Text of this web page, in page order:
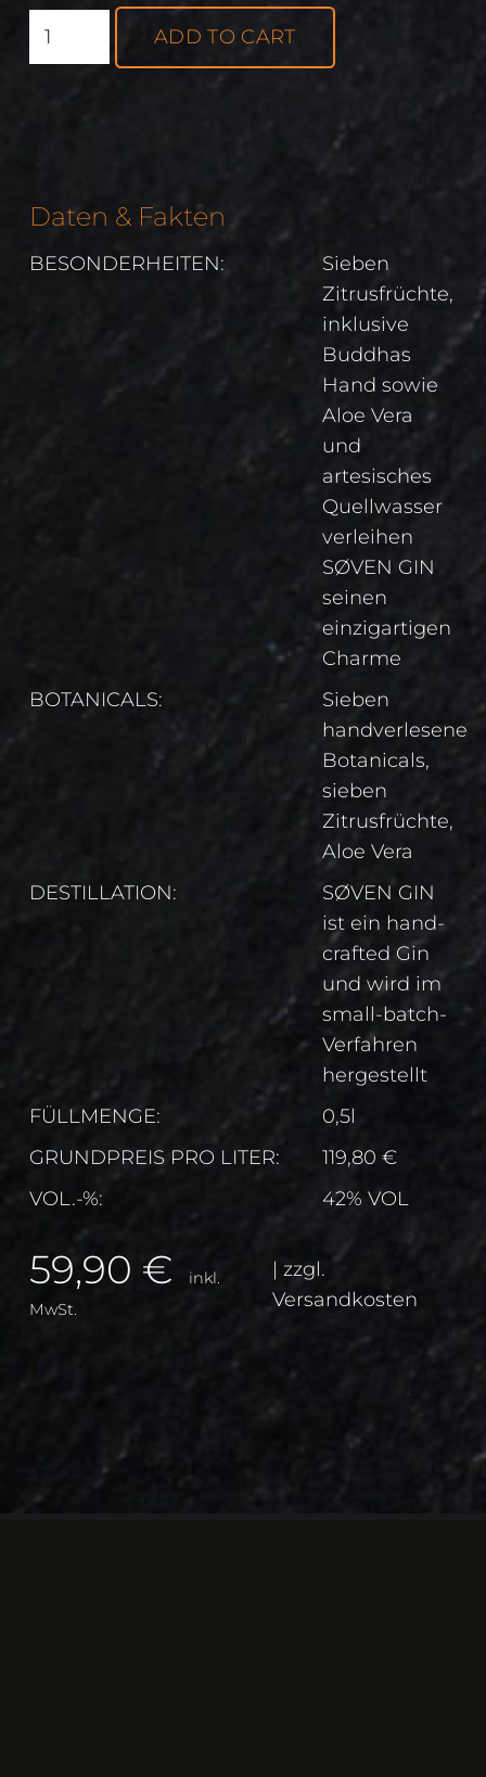
Søven
ADD TO CART
Daten & Fakten
BESONDERHEITEN:
Sieben
Zitrusfrüchte,
inklusive
Buddhas
Hand sowie
Aloe Vera
und
artesisches
Quellwasser
verleihen
SØVEN GIN
seinen
einzigartigen
Charme
BOTANICALS:
Sieben
handverlesene
Botanicals,
sieben
Zitrusfrüchte,
Aloe Vera
DESTILLATION:
SØVEN GIN
ist ein hand-
crafted Gin
und wird im
small-batch-
Verfahren
hergestellt
FÜLLMENGE:
0,5l
GRUNDPREIS PRO LITER:
119,80 €
VOL.-%:
42% VOL
59,90 €
inkl.
MwSt.
| zzgl.
Versandkosten